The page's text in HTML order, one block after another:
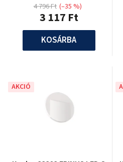
3 117 Ft
4 796 Ft (–35 %)
KOSÁRBA
AKCIÓ